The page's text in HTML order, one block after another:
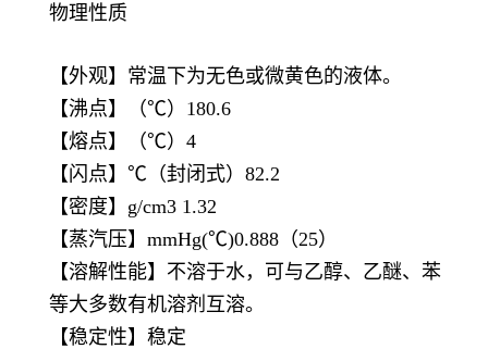
物理性质
【外观】常温下为无色或微黄色的液体。
【沸点】（℃）180.6
【熔点】（℃）4
【闪点】℃（封闭式）82.2
【密度】g/cm3 1.32
【蒸汽压】mmHg(℃)0.888（25）
【溶解性能】不溶于水，可与乙醇、乙醚、苯
等大多数有机溶剂互溶。
【稳定性】稳定